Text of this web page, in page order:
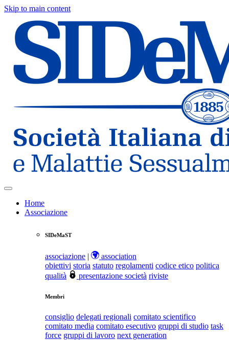
Skip to main content
Home
Associazione
SIDeMaST
associazione |
association
obiettivi storia statuto regolamenti codice etico politica
qualità
presentazione società riviste
Membri
consiglio delegati regionali comitato scientifico
comitato media comitato esecutivo gruppi di studio task
force gruppi di lavoro next generation